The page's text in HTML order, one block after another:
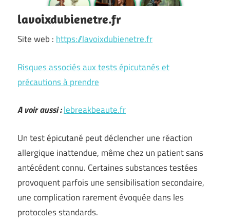
lavoixdubienetre.fr
Site web : https://lavoixdubienetre.fr
Risques associés aux tests épicutanés et
précautions à prendre
A voir aussi :lebreakbeaute.fr
Un test épicutané peut déclencher une réaction
allergique inattendue, même chez un patient sans
antécédent connu. Certaines substances testées
provoquent parfois une sensibilisation secondaire,
une complication rarement évoquée dans les
protocoles standards.